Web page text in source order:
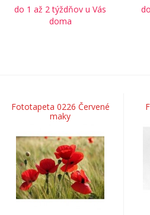
do 1 až 2 týždňov u Vás
doma
Fototapeta 0226 Červené
maky